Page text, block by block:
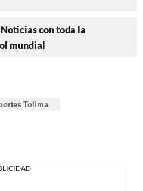
Noticias con toda la
mundial
Tolima